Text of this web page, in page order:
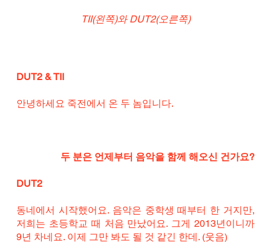
TII(왼쪽)와 DUT2(오른쪽)
DUT2 & TII
안녕하세요 죽전에서 온 두 놈입니다.
두 분은 언제부터 음악을 함께 해오신 건가요?
DUT2
동네에서 시작했어요. 음악은 중학생 때부터 한 거지만,
저희는 초등학교 때 처음 만났어요. 그게 2013년이니까
9년 차네요. 이제 그만 봐도 될 것 같긴 한데. (웃음)